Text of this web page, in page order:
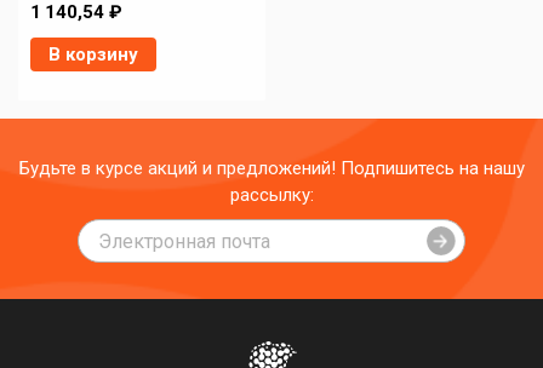
1 140,54 ₽
В корзину
Будьте в курсе акций и предложений! Подпишитесь на нашу
рассылку: